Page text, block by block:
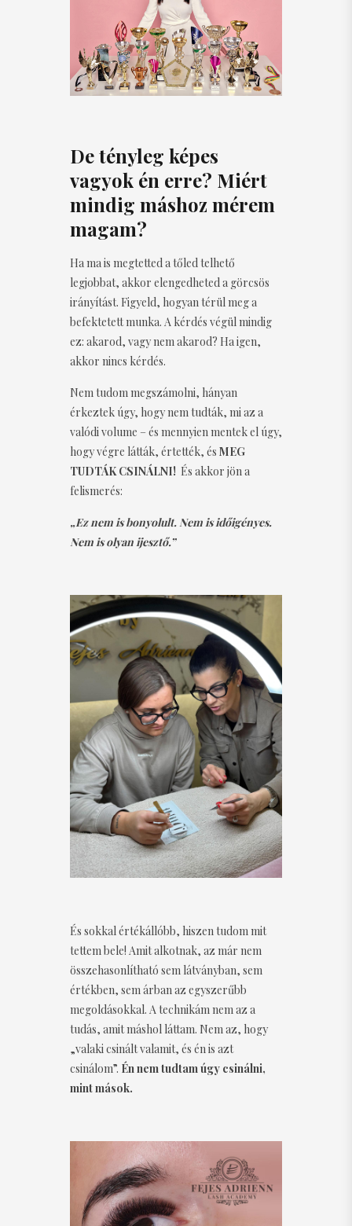
De tényleg képes
vagyok én erre? Miért
mindig máshoz mérem
magam?
Ha ma is megtetted a tőled telhető
legjobbat, akkor elengedheted a görcsös
irányítást. Figyeld, hogyan térül meg a
befektetett munka. A kérdés végül mindig
ez: akarod, vagy nem akarod? Ha igen,
akkor nincs kérdés.
Nem tudom megszámolni, hányan
érkeztek úgy, hogy nem tudták, mi az a
valódi volume – és mennyien mentek el úgy,
hogy végre látták, értették, és MEG
TUDTÁK CSINÁLNI! És akkor jön a
felismerés:
„Ez nem is bonyolult. Nem is időigényes.
Nem is olyan ijesztő.”
És sokkal értékállóbb, hiszen tudom mit
tettem bele! Amit alkotnak, az már nem
összehasonlítható sem látványban, sem
értékben, sem árban az egyszerűbb
megoldásokkal. A technikám nem az a
tudás, amit máshol láttam. Nem az, hogy
„valaki csinált valamit, és én is azt
csinálom”. Én nem tudtam úgy csinálni,
mint mások.